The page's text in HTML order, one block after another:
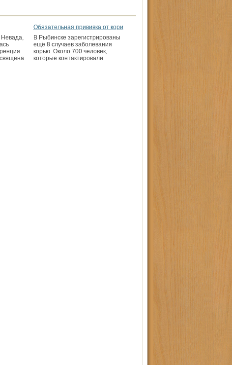
Невада,
Обязательная прививка от кори
В Рыбинске зарегистрированы
ещё 8 случаев заболевания
корью. Около 700 человек,
которые контактировали